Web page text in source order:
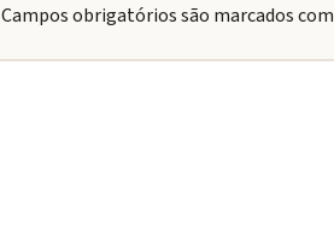
Campos obrigatórios são marcados com